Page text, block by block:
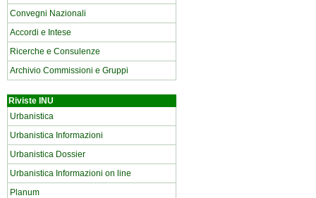
Convegni Nazionali
Accordi e Intese
Ricerche e Consulenze
Archivio Commissioni e Gruppi
Riviste INU
Urbanistica
Urbanistica Informazioni
Urbanistica Dossier
Urbanistica Informazioni on line
Planum